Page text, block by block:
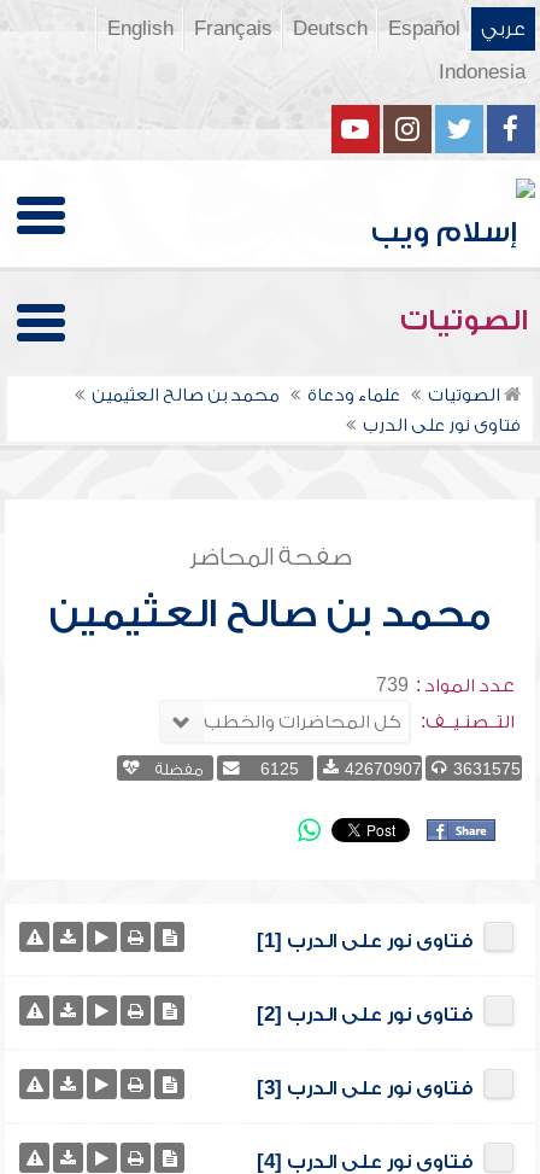
عربي Español
Deutsch
Français
English
Indonesia
الصوتيات
الصوتيات علماء ودعاة
محمد بن صالح العثيمين
فتاوى نور على الدرب
صفحة المحاضر
محمد بن صالح العثيمين
عدد المواد : 739
التــصنـيــف:
3631575
42670907
6125 مفضلة
فتاوى نور على الدرب [1]
فتاوى نور على الدرب [2]
فتاوى نور على الدرب [3]
فتاوى نور على الدرب [4]